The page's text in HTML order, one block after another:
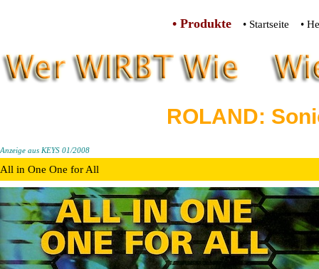
• Produkte • Startseite •
ROLAND:
Anzeige aus KEYS 01/2008
All in One One for All